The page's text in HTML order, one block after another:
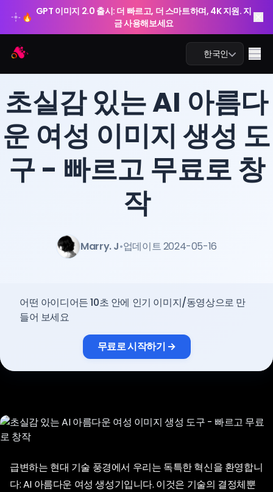
🔥 GPT 이미지 2.0 출시: 더 빠르고, 더 스마트하며, 4K 지원. 지
금 사용해보세요
한국인
AI 챗
AI 도구
초실감 있는 AI 아름다
운 여성 이미지 생성 도
구 - 빠르고 무료로 창
작
Marry. J•업데이트 2024-05-16
어떤 아이디어든 10초 안에 인기 이미지/동영상으로 만
들어 보세요
무료로 시작하기 →
급변하는 현대 기술 풍경에서 우리는 독특한 혁신을 환영합니
다: AI 아름다운 여성 생성기입니다. 이것은 기술의 결정체뿐